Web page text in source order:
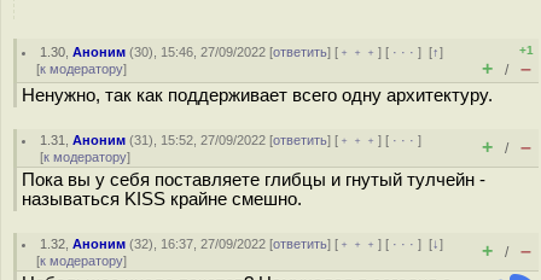
1.30 ,Аноним (30), 15:46, 27/09/2022 [ответить] [ ﹢﹢﹢] [ · · ·][↑]
[к модератору]
+1
+ / –
Ненужно, так как поддерживает всего одну архитектуру.
1.31 ,Аноним (31), 15:52, 27/09/2022 [ответить] [ ﹢﹢﹢] [ · · ·]
[к модератору] + / –
Пока вы у себя поставляете глибцы и гнутый тулчейн -
называться KISS крайне смешно.
1.32 ,Аноним (32), 16:37, 27/09/2022 [ответить] [ ﹢﹢﹢] [ · · ·][↓]
[к модератору] + / –